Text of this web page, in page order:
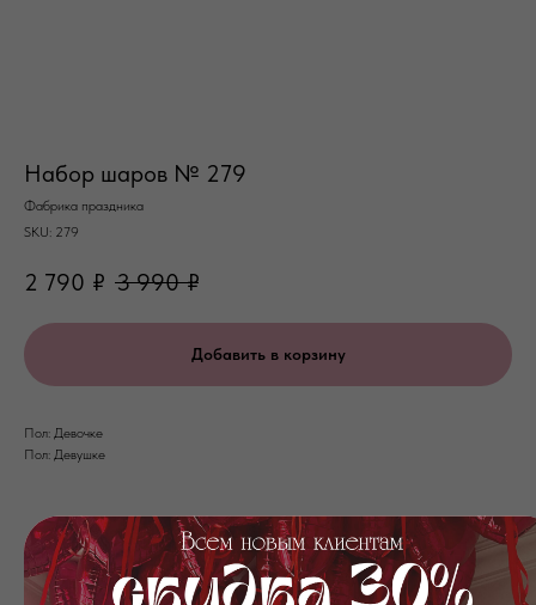
Набор шаров № 279
Фабрика праздника
SKU: 279
2 790 ₽ 3 990 ₽
Добавить в корзину
Пол: Девочке
Пол: Девушке